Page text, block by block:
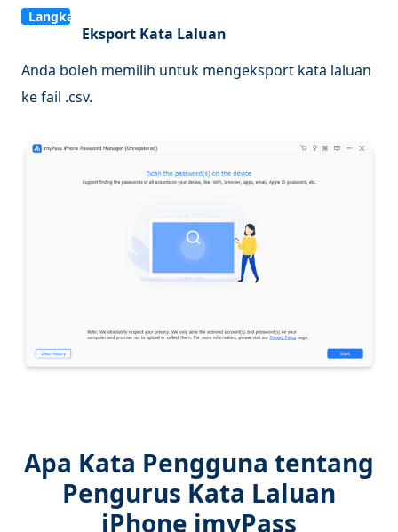
Langkah
Eksport Kata Laluan
Anda boleh memilih untuk mengeksport kata laluan
ke fail .csv.
Apa Kata Pengguna tentang
Pengurus Kata Laluan
iPhone imyPass